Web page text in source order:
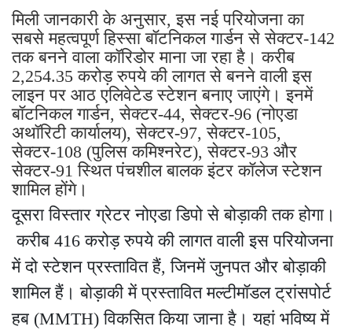
मिली जानकारी के अनुसार, इस नई परियोजना का
सबसे महत्वपूर्ण हिस्सा बॉटनिकल गार्डन से सेक्टर-142
तक बनने वाला कॉरिडोर माना जा रहा है। करीब
2,254.35 करोड़ रुपये की लागत से बनने वाली इस
लाइन पर आठ एलिवेटेड स्टेशन बनाए जाएंगे। इनमें
बॉटनिकल गार्डन, सेक्टर-44, सेक्टर-96 (नोएडा
अथॉरिटी कार्यालय), सेक्टर-97, सेक्टर-105,
सेक्टर-108 (पुलिस कमिश्नरेट), सेक्टर-93 और
सेक्टर-91 स्थित पंचशील बालक इंटर कॉलेज स्टेशन
शामिल होंगे।
दूसरा विस्तार ग्रेटर नोएडा डिपो से बोड़ाकी तक होगा।
करीब 416 करोड़ रुपये की लागत वाली इस परियोजना
में दो स्टेशन प्रस्तावित हैं, जिनमें जुनपत और बोड़ाकी
शामिल हैं। बोड़ाकी में प्रस्तावित मल्टीमॉडल ट्रांसपोर्ट
हब (MMTH) विकसित किया जाना है। यहां भविष्य में